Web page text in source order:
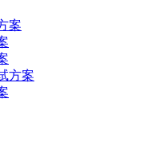
案
方案